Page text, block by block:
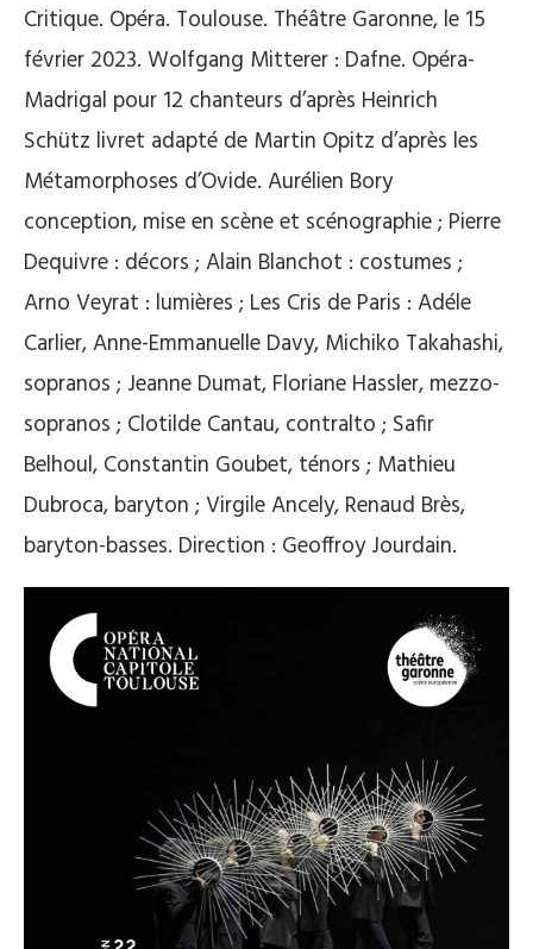
Critique. Opéra. Toulouse. Théâtre Garonne, le 15
février 2023. Wolfgang Mitterer : Dafne. Opéra-
Madrigal pour 12 chanteurs d’après Heinrich
Schütz livret adapté de Martin Opitz d’après les
Métamorphoses d’Ovide. Aurélien Bory
conception, mise en scène et scénographie ; Pierre
Dequivre : décors ; Alain Blanchot : costumes ;
Arno Veyrat : lumières ; Les Cris de Paris : Adéle
Carlier, Anne-Emmanuelle Davy, Michiko Takahashi,
sopranos ; Jeanne Dumat, Floriane Hassler, mezzo-
sopranos ; Clotilde Cantau, contralto ; Safir
Belhoul, Constantin Goubet, ténors ; Mathieu
Dubroca, baryton ; Virgile Ancely, Renaud Brès,
baryton-basses. Direction : Geoffroy Jourdain.